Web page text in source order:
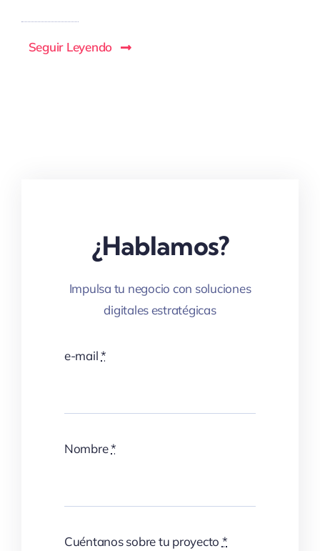
Seguir Leyendo
¿Hablamos?
Impulsa tu negocio con soluciones
digitales estratégicas
e-mail*
Nombre*
Cuéntanos sobre tu proyecto *